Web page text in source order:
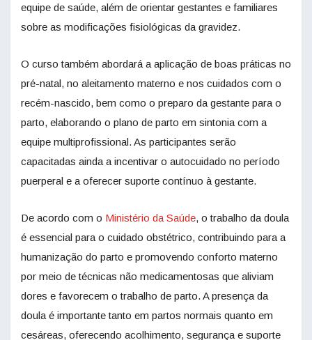
equipe de saúde, além de orientar gestantes e familiares
sobre as modificações fisiológicas da gravidez.
O curso também abordará a aplicação de boas práticas no
pré-natal, no aleitamento materno e nos cuidados com o
recém-nascido, bem como o preparo da gestante para o
parto, elaborando o plano de parto em sintonia com a
equipe multiprofissional. As participantes serão
capacitadas ainda a incentivar o autocuidado no período
puerperal e a oferecer suporte contínuo à gestante.
De acordo com o Ministério da Saúde, o trabalho da doula
é essencial para o cuidado obstétrico, contribuindo para a
humanização do parto e promovendo conforto materno
por meio de técnicas não medicamentosas que aliviam
dores e favorecem o trabalho de parto. A presença da
doula é importante tanto em partos normais quanto em
cesáreas, oferecendo acolhimento, segurança e suporte